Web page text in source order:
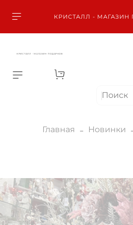
КРИСТАЛЛ - МАГАЗИН
КРИСТАЛЛ - МАГАЗИН ПОДАРКОВ
Главная Новинки